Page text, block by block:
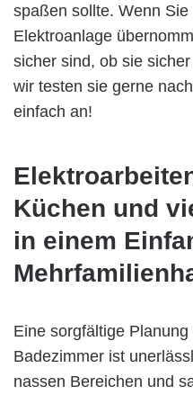
spaßen sollte. Wenn
Elektroanlage
sicher sind, ob sie
wir testen sie gerne
einfach an!
Küchen und
in einem
Eine sorgfältige
Badezimmer ist
nassen Bereichen und